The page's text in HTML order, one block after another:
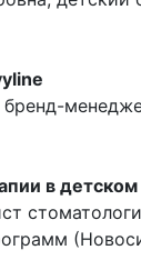
в детском